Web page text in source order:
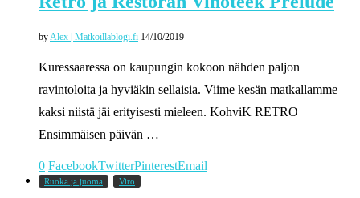
byAlex | Matkoillablogi.fi 14/10/2019
Kuressaaressa on kaupungin kokoon nähden paljon
ravintoloita ja hyviäkin sellaisia. Viime kesän matkallamme
kaksi niistä jäi erityisesti mieleen. KohviK RETRO
Ensimmäisen päivän …
0 FacebookTwitterPinterestEmail
Ruoka ja juoma Viro